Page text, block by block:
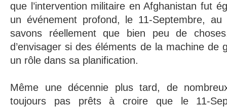
que l’intervention militaire en Afghanistan fut
un événement profond, le 11-Septembre,
savons réellement que bien peu de
d’envisager si des éléments de la machine de
un rôle dans sa planification.
Même une décennie plus tard, de
toujours pas prêts à croire que le 11-